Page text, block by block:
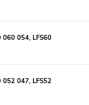
054, LFS60
047, LFS52